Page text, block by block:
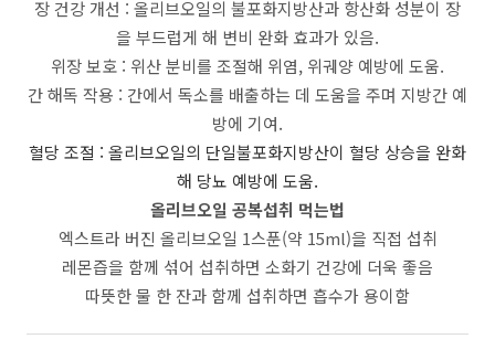
장 건강 개선 : 올리브오일의 불포화지방산과 항산화 성분이 장
을 부드럽게 해 변비 완화 효과가 있음.
위장 보호 : 위산 분비를 조절해 위염, 위궤양 예방에 도움.
간 해독 작용 : 간에서 독소를 배출하는 데 도움을 주며 지방간 예
방에 기여.
혈당 조절 : 올리브오일의 단일불포화지방산이 혈당 상승을 완화
해 당뇨 예방에 도움.
올리브오일 공복섭취 먹는법
엑스트라 버진 올리브오일 1스푼(약 15ml)을 직접 섭취
레몬즙을 함께 섞어 섭취하면 소화기 건강에 더욱 좋음
따뜻한 물 한 잔과 함께 섭취하면 흡수가 용이함